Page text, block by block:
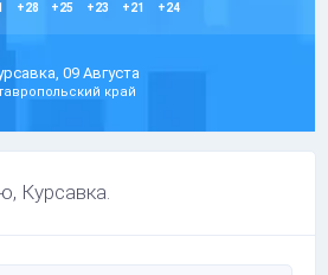
+28 +25 +23 +21 +24
09 Августа
край
Курсавка.